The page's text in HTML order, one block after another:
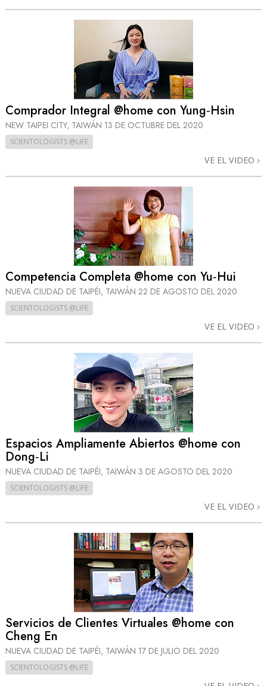
Comprador Integral @home con Yung‑Hsin
NEW TAIPEI CITY, TAIWÁN 13 DE OCTUBRE DEL 2020
SCIENTOLOGISTS @LIFE
VE EL VIDEO
Competencia Completa @home con Yu‑Hui
NUEVA CIUDAD DE TAIPÉI, TAIWÁN 22 DE AGOSTO DEL 2020
SCIENTOLOGISTS @LIFE
VE EL VIDEO
Espacios Ampliamente Abiertos @home con
Dong‑Li
NUEVA CIUDAD DE TAIPÉI, TAIWÁN 3 DE AGOSTO DEL 2020
SCIENTOLOGISTS @LIFE
VE EL VIDEO
Servicios de Clientes Virtuales @home con
Cheng En
NUEVA CIUDAD DE TAIPÉI, TAIWÁN 17 DE JULIO DEL 2020
SCIENTOLOGISTS @LIFE